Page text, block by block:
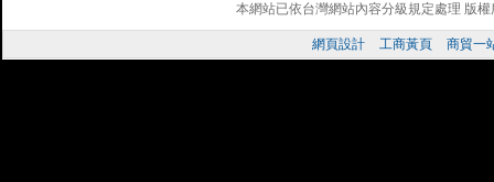
本網站已依台灣網站內容分級規定處理 版
網頁設計 工商黃頁 商貿一